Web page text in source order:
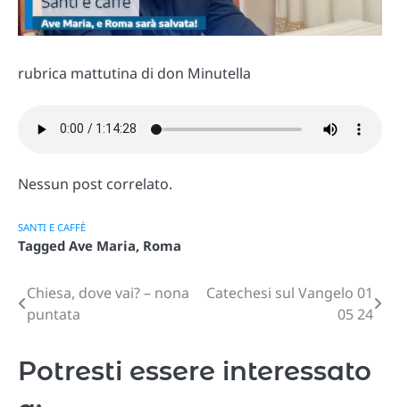
rubrica mattutina di don Minutella
Nessun post correlato.
SANTI E CAFFÈ
Tagged Ave Maria, Roma
Navigazione
articoli
Chiesa, dove vai? – nona
puntata
Catechesi sul Vangelo 01
05 24
Potresti essere interessato